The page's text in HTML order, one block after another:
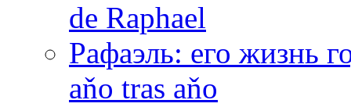
de Raphael
Рафаэль: его жизнь
aňo tras aňo